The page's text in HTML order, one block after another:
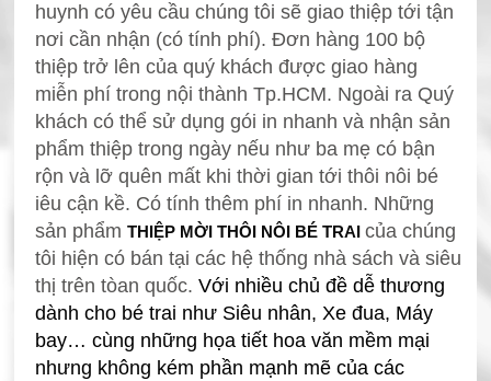
huynh có yêu cầu chúng tôi sẽ giao thiệp tới tận
nơi cần nhận (có tính phí). Đơn hàng 100 bộ
thiệp trở lên của quý khách được giao hàng
miễn phí trong nội thành Tp.HCM. Ngoài ra Quý
khách có thể sử dụng gói in nhanh và nhận sản
phẩm thiệp trong ngày nếu như ba mẹ có bận
rộn và lỡ quên mất khi thời gian tới thôi nôi bé
iêu cận kề. Có tính thêm phí in nhanh. Những
sản phẩm THIỆP MỜI THÔI NÔI BÉ TRAI của chúng
tôi hiện có bán tại các hệ thống nhà sách và siêu
thị trên tòan quốc. Với nhiều chủ đề dễ thương
dành cho bé trai như Siêu nhân, Xe đua, Máy
bay… cùng những họa tiết hoa văn mềm mại
nhưng không kém phần mạnh mẽ của các